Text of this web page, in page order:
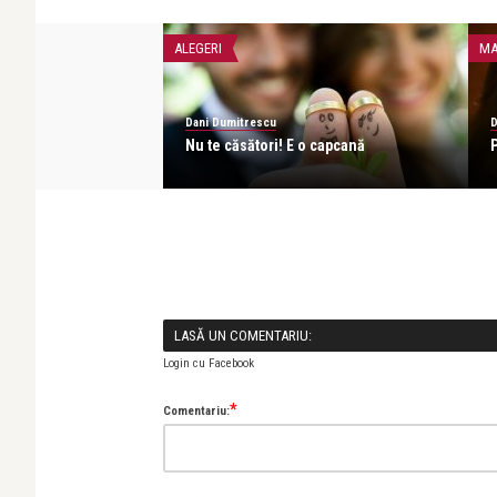
ALEGERI
Dani Dumitrescu
Nu te căsători! E o capcană
LASĂ UN COMENTARIU:
Login cu Facebook
Comentariu:*